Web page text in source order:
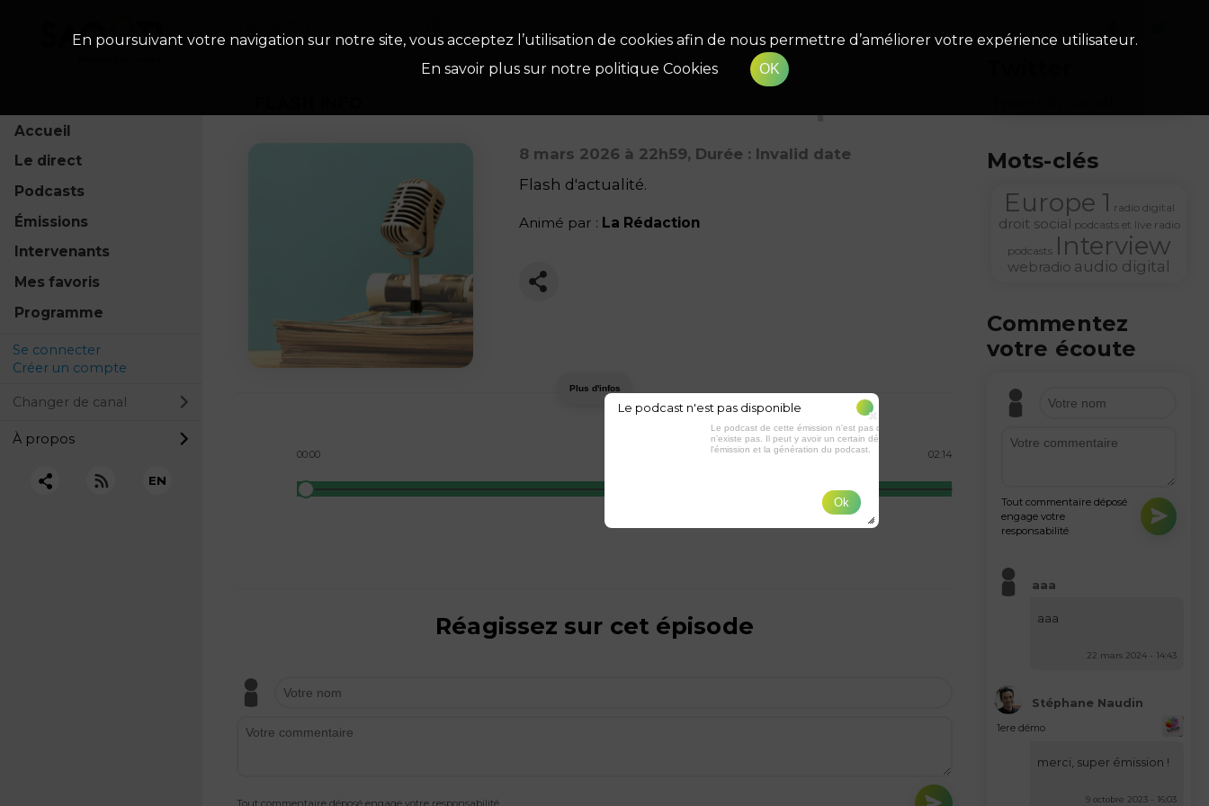
Accueil
Le direct
Podcasts
Émissions
Intervenants
Mes favoris
Programme
Se connecter
Créer un compte
Changer de canal
À propos
EN
Épisode
8 mars 2026 à 22h59, Durée : Invalid date
Flash d'actualité.
Animé par : La Rédaction
Plus d'infos
00:00 02:14
Réagissez sur cet épisode
Mots-clés
Europe 1 radio digital
droit social podcasts et live radio
podcasts Interview
webradio audio digital
Commentez
votre écoute
Tout commentaire déposé
engage votre
responsabilité
aaa
aaa
22 mars 2024 - 14:43
Stéphane Naudin
1ere démo
merci, super émission !
9 octobre 2023 - 16:03
En poursuivant votre navigation sur notre site, vous acceptez l’utilisation de cookies afin de nous permettre d’améliorer votre expérience utilisateur.
En savoir plus sur notre politique Cookies
OK
Le podcast n'est pas disponible
Le podcast de cette émission n'est pas disponible ou
n'existe pas. Il peut y avoir un certain délai entre la fin de
l'émission et la génération du podcast.
Ok